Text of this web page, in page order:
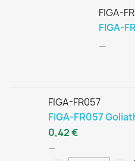
FIGA-
FIGA-
—
FIGA-FR057
FIGA-FR057
—
0,42 €